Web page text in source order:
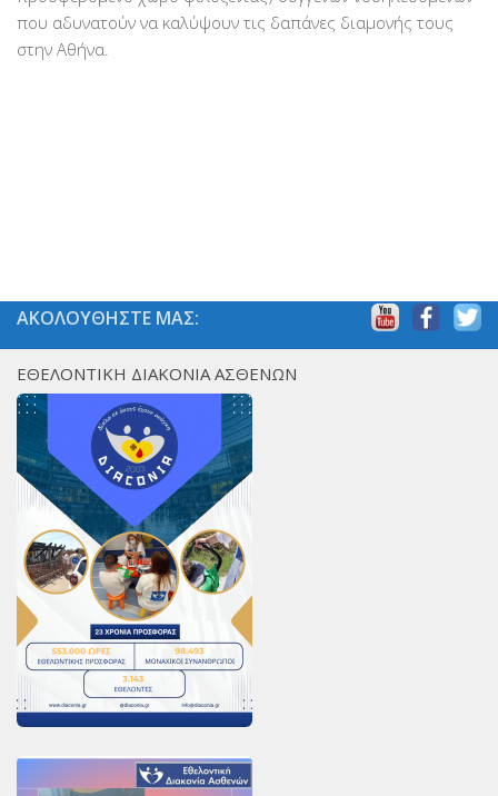
που αδυνατούν να καλύψουν τις δαπάνες διαμονής τους
στην Αθήνα.
ΑΚΟΛΟΥΘΗΣΤΕ ΜΑΣ:
ΕΘΕΛΟΝΤΙΚΗ ΔΙΑΚΟΝΙΑ ΑΣΘΕΝΩΝ